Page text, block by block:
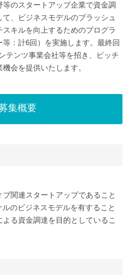
のスタートアップ企業で資金調
、ビジネスモデルのブラッシュ
キルを向上するためのプログラ
：計6回）を実施します。最終回
テンツ事業会社等を招き、ピッチ
会を提供いたします。
集概要
関連スタートアップであること
のビジネスモデルを有すること
る資金調達を目的としているこ